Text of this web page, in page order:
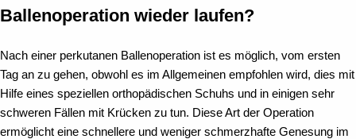
Ballenoperation wieder laufen?
Nach einer perkutanen Ballenoperation ist es möglich, vom ersten
Tag an zu gehen, obwohl es im Allgemeinen empfohlen wird, dies mit
Hilfe eines speziellen orthopädischen Schuhs und in einigen sehr
schweren Fällen mit Krücken zu tun. Diese Art der Operation
ermöglicht eine schnellere und weniger schmerzhafte Genesung im